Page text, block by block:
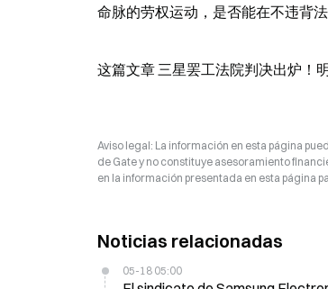
命脉的劳权运动，是否能在不违背
这篇文章 三星罢工法院判决出炉！
Aviso legal: La información en esta página
de Gate y no constituye asesoramiento
en la información presentada en esta página
Noticias relacionadas
05-18 05:00